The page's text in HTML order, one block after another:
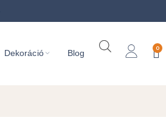
Dekoráció Blog
0